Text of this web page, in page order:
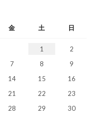
金 土 日
1
2
7 8
9
14 15
16
21 22
23
28 29
30